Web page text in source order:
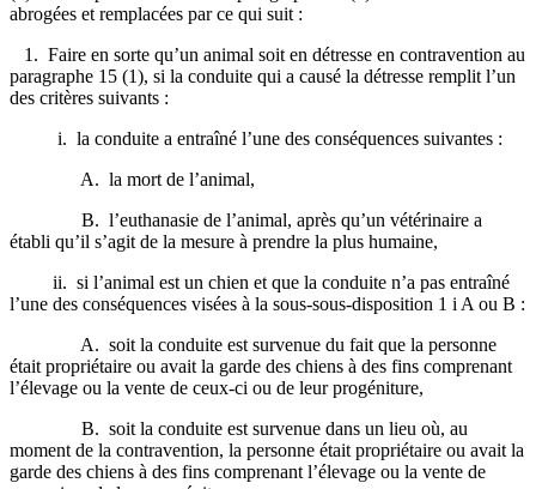
abrogées et remplacées par ce qui suit :
1. Faire en sorte qu’un animal soit en détresse en contravention au
paragraphe 15 (1), si la conduite qui a causé la détresse remplit l’un
des critères suivants :
i. la conduite a entraîné l’une des conséquences suivantes :
A. la mort de l’animal,
B. l’euthanasie de l’animal, après qu’un vétérinaire a
établi qu’il s’agit de la mesure à prendre la plus humaine,
ii. si l’animal est un chien et que la conduite n’a pas entraîné
l’une des conséquences visées à la sous-sous-disposition 1 i A ou B :
A. soit la conduite est survenue du fait que la personne
était propriétaire ou avait la garde des chiens à des fins comprenant
l’élevage ou la vente de ceux-ci ou de leur progéniture,
B. soit la conduite est survenue dans un lieu où, au
moment de la contravention, la personne était propriétaire ou avait la
garde des chiens à des fins comprenant l’élevage ou la vente de